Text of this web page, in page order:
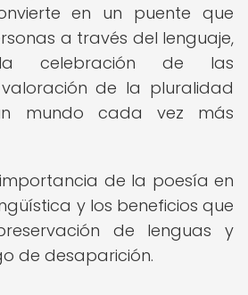
en un puente que
a través del lenguaje,
la celebración de las
de la pluralidad
mundo cada vez más
de la poesía en
y los beneficios que
de lenguas y
de desaparición.